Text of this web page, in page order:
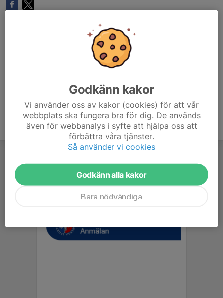
Godkänn kakor
Vi använder oss av kakor (cookies) för att vår
webbplats ska fungera bra för dig. De används
även för webbanalys i syfte att hjälpa oss att
förbättra våra tjänster.
Så använder vi cookies
Godkänn alla kakor
Bara nödvändiga